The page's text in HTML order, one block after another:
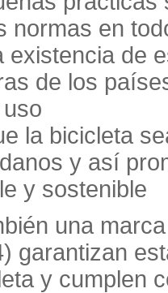
normas en
existencia de
de los
la bicicleta
y así
y sostenible
una
garantizan
y cumplen